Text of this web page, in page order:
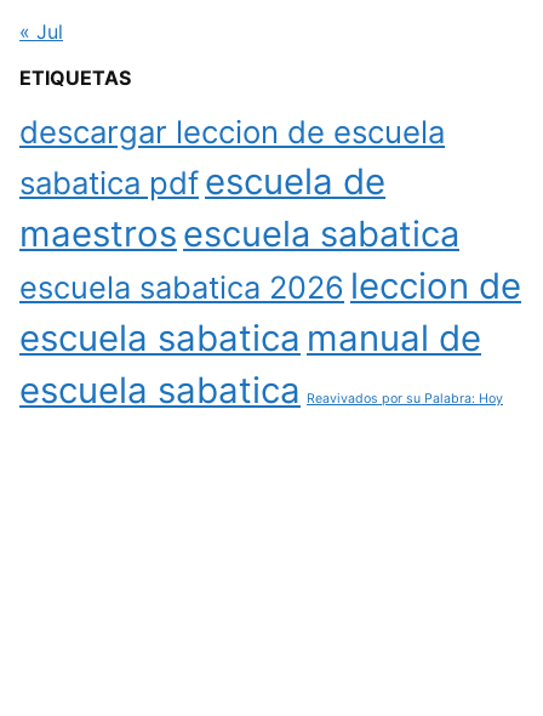
« Jul
ETIQUETAS
descargar leccion de escuela
sabatica pdfescuela de
maestros escuela sabatica
escuela sabatica 2026 leccion de
escuela sabatica manual de
escuela sabatica
Reavivados por su Palabra: Hoy